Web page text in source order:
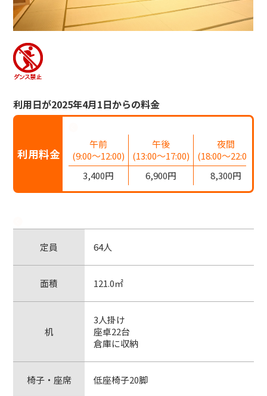
利用日が2025年4月1日からの料金
利用料金
午前
(9:00～12:00)
午後
(13:00～17:00)
夜間
(18:00～22:00)
3,400円
6,900円 8,300円
定員 64人
面積 121.0㎡
机
3人掛け
座卓22台
倉庫に収納
椅子・座席 低座椅子20脚